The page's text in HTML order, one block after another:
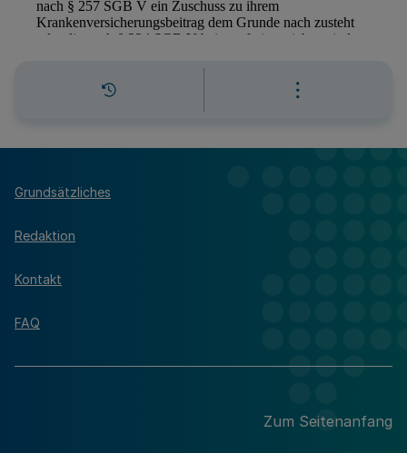
Grundsätzliches
Redaktion
Kontakt
FAQ
Zum Seitenanfang